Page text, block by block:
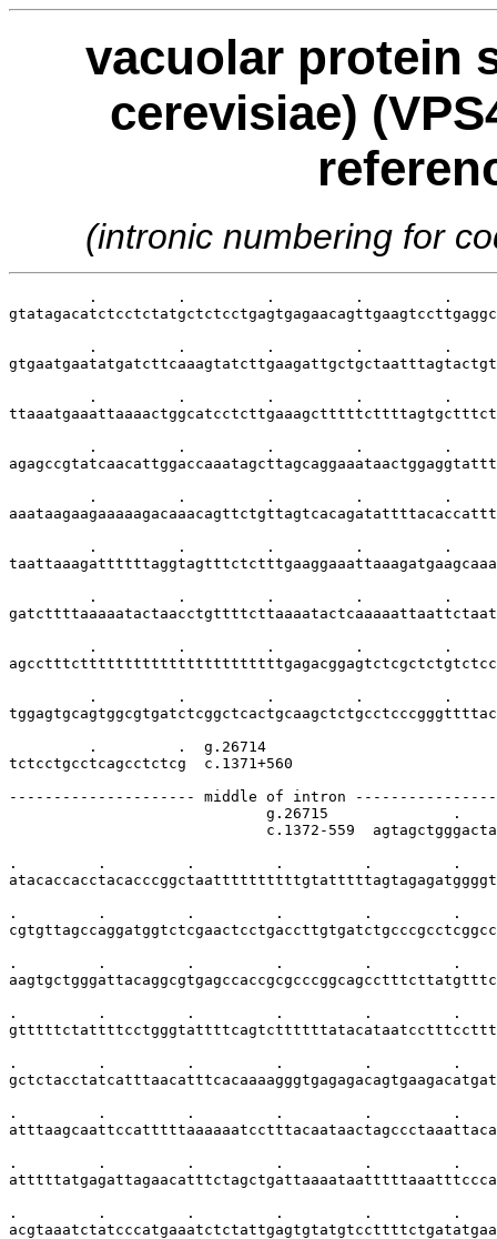
vacuolar protein
cerevisiae)
(intronic numbering for
.         .         .         .         .
.         .         .         .         .
.         .         .         .         .
.         .         .         .         .
.         .         .         .         .
.         .         .         .         .
.         .         .         .         .
.         .         .         .         .
.         .         .         .         .
         .         .  g.26714
tctcctgcctcagcctctcg  c.1371+560
--------------------- middle of intron
g.26715              .
c.1372-559
.         .         .         .         .         .
.         .         .         .         .         .
.         .         .         .         .         .
.         .         .         .         .         .
.         .         .         .         .         .
.         .         .         .         .         .
.         .         .         .         .         .
.         .         .         .         .         .